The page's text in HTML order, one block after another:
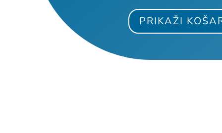
PRIKAŽI